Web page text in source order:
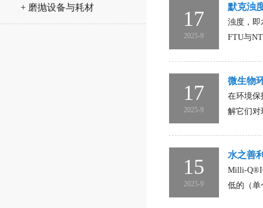
+ 磨抛设备与耗材 17
2025-9
默克浊
浊度，即
FTU与
17
2025-9
微生物
在环境保
解它们对
15
2025-9
水之善
Milli-
低的（单